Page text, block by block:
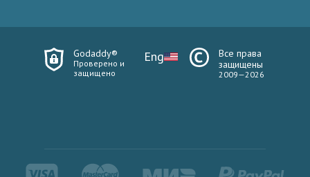
Godaddy®
Проверено и
защищено
Eng
Все права
защищены
2009—2026